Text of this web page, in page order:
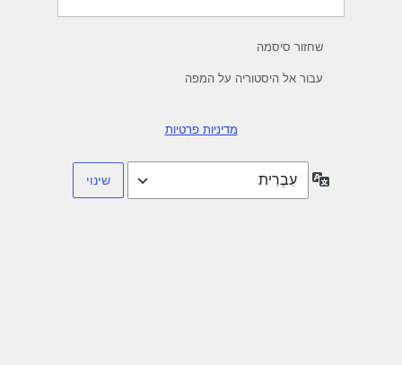
שחזור סיסמה
עבור אל היסטוריה על המפה
מדיניות פרטיות
שפה